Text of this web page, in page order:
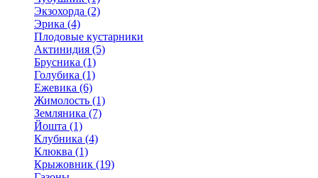
Экзохорда (2)
Эрика (4)
Плодовые кустарники
Актинидия (5)
Брусника (1)
Голубика (1)
Ежевика (6)
Жимолость (1)
Земляника (7)
Йошта (1)
Клубника (4)
Клюква (1)
Крыжовник (19)